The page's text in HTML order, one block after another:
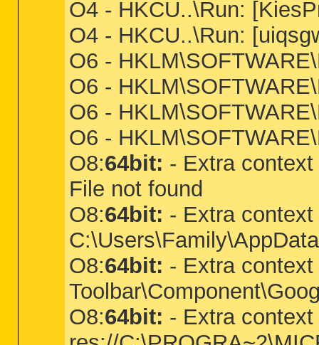
O4 - HKCU..\Run:
O4 - HKCU..\Run:
O6 -
O6 -
O6 -
O6 -
O8:64bit: - Extra
File not found
O8:64bit: - Extra
O8:64bit: - Extra
O8:64bit: - Extra